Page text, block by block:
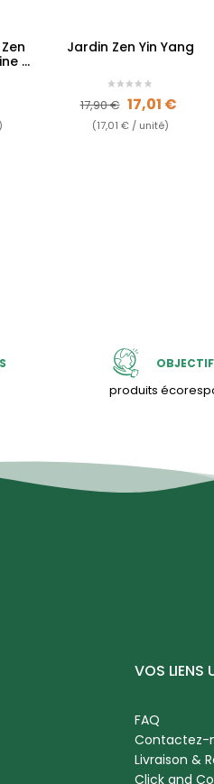
+
Jardin Zen Yin Yang
Prix de base
17,90 € Prix
17,01 €
(17,01 € / unité)
produits
VOS LIENS
FAQ
Contactez-
Livraison &
Click and